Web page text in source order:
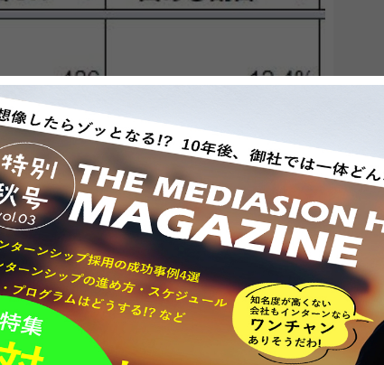
付データ、120社合計)
ップにつながったことがわかります。
の集客電話から説明会に参加してくれたということにな
ち12.4％は、集客電話をしなかったら参加しなかった
電話から内定につながった学生についての表をご覧くだ